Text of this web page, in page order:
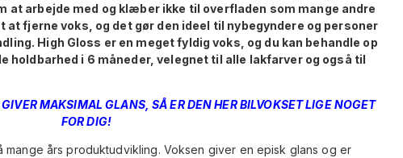
at arbejde med og klæber ikke til overfladen som mange andre
fjerne voks, og det gør den ideel til nybegyndere og personer
High Gloss er en meget fyldig voks, og du kan behandle op
holdbarhed i 6 måneder, velegnet til alle lakfarver og også til
MAKSIMAL GLANS, SÅ ER DEN HER BILVOKSET LIGE NOGET
FOR DIG!
mange års produktudvikling. Voksen giver en episk glans og er